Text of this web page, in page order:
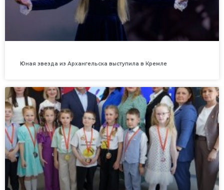
Юная звезда из Архангельска выступила в Кремле